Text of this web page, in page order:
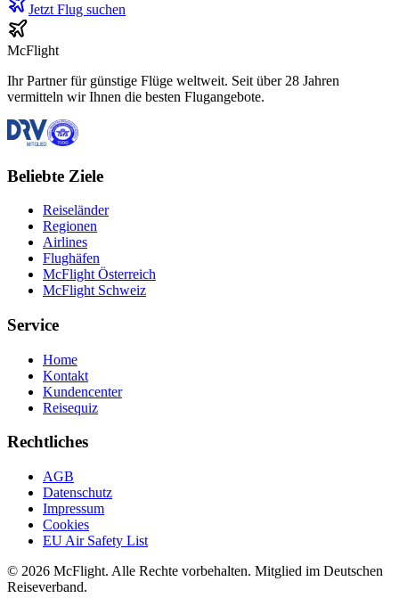
Jetzt Flug suchen
McFlight
Ihr Partner für günstige Flüge weltweit. Seit über 28 Jahren
vermitteln wir Ihnen die besten Flugangebote.
Beliebte Ziele
Reiseländer
Regionen
Airlines
Flughäfen
McFlight Österreich
McFlight Schweiz
Service
Home
Kontakt
Kundencenter
Reisequiz
Rechtliches
AGB
Datenschutz
Impressum
Cookies
EU Air Safety List
© 2026 McFlight. Alle Rechte vorbehalten. Mitglied im Deutschen
Reiseverband.